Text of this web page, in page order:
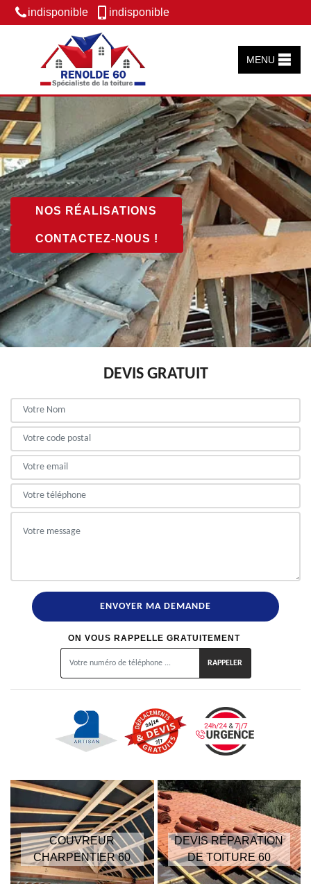
indisponible indisponible
MENU
NOS RÉALISATIONS
CONTACTEZ-NOUS !
DEVIS GRATUIT
ON VOUS RAPPELLE GRATUITEMENT
COUVREUR
CHARPENTIER 60
DEVIS RÉPARATION
DE TOITURE 60